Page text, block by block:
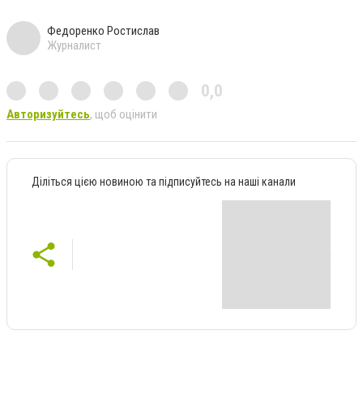
Федоренко Ростислав
Журналист
0,0
Авторизуйтесь, щоб оцінити
Діліться цією новиною та підписуйтесь на наші канали